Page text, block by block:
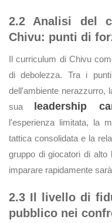
2.2 Analisi del
Chivu: punti di
Il curriculum di Chivu
di debolezza. Tra i
dell'ambiente nerazzurro,
sua
leadership
l'esperienza limitata, la
tattica consolidata e la
gruppo di giocatori di
imparare rapidamente
2.3 Il livello di
pubblico nei